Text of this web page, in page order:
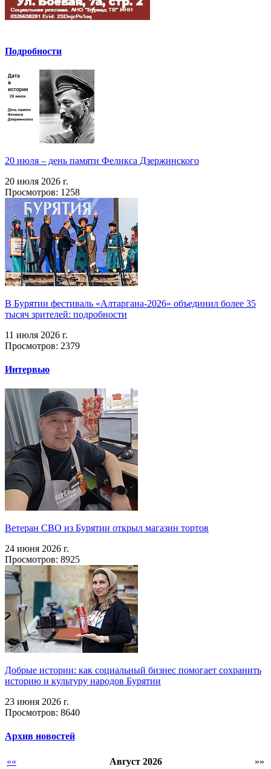
Подробности
20 июля – день памяти Феликса Дзержинского
20 июля 2026 г.
Просмотров: 1258
В Бурятии фестиваль «Алтаргана-2026» объединил более 35
тысяч зрителей: подробности
11 июля 2026 г.
Просмотров: 2379
Интервью
Ветеран СВО из Бурятии открыл магазин тортов
24 июня 2026 г.
Просмотров: 8925
Добрые истории: как социальный бизнес помогает сохранить
историю и культуру народов Бурятии
23 июня 2026 г.
Просмотров: 8640
Архив новостей
«« Август 2026 »»